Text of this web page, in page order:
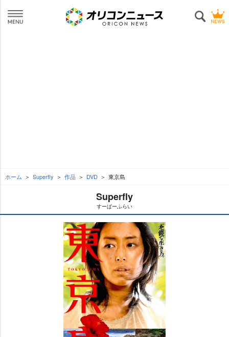
ホーム Superfly 作品 DVD 東京島
Superfly
すーぱーふらい